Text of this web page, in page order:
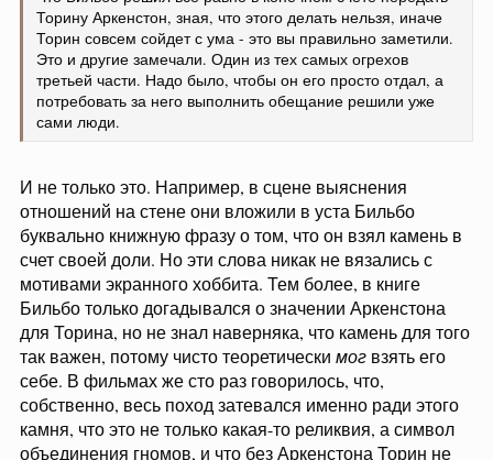
Торину Аркенстон, зная, что этого делать нельзя, иначе
Торин совсем сойдет с ума - это вы правильно заметили.
Это и другие замечали. Один из тех самых огрехов
третьей части. Надо было, чтобы он его просто отдал, а
потребовать за него выполнить обещание решили уже
сами люди.
И не только это. Например, в сцене выяснения
отношений на стене они вложили в уста Бильбо
буквально книжную фразу о том, что он взял камень в
счет своей доли. Но эти слова никак не вязались с
мотивами экранного хоббита. Тем более, в книге
Бильбо только догадывался о значении Аркенстона
для Торина, но не знал наверняка, что камень для того
так важен, потому чисто теоретически мог взять его
себе. В фильмах же сто раз говорилось, что,
собственно, весь поход затевался именно ради этого
камня, что это не только какая-то реликвия, а символ
объединения гномов, и что без Аркенстона Торин не